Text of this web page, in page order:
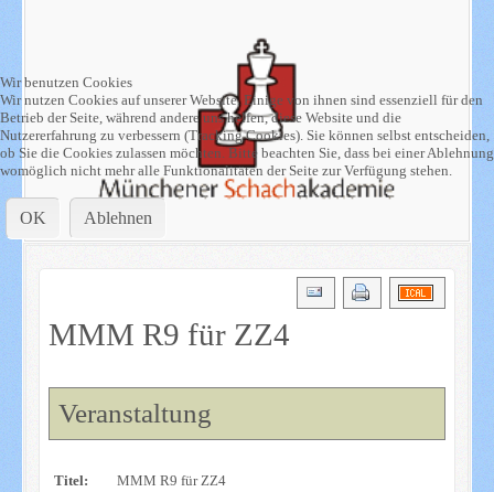
MMM R9 für ZZ4
Veranstaltung
Titel: MMM R9 für ZZ4
Wir benutzen Cookies
Wir nutzen Cookies auf unserer Website. Einige von ihnen sind essenziell für den
Betrieb der Seite, während andere uns helfen, diese Website und die
Nutzererfahrung zu verbessern (Tracking Cookies). Sie können selbst entscheiden,
ob Sie die Cookies zulassen möchten. Bitte beachten Sie, dass bei einer Ablehnung
womöglich nicht mehr alle Funktionalitäten der Seite zur Verfügung stehen.
OK Ablehnen